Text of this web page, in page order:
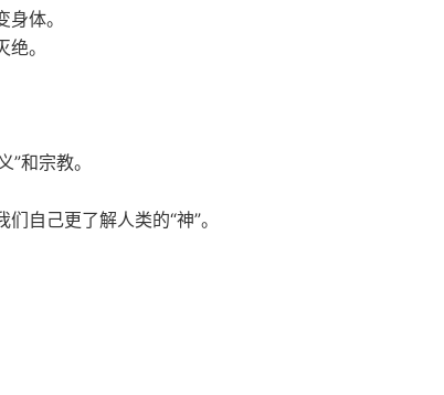
体。
。
和宗教。
自己更了解人类的“神”。